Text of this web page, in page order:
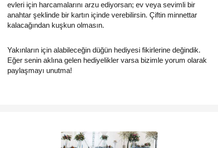
evleri için harcamalarını arzu ediyorsan; ev veya sevimli bir
anahtar şeklinde bir kartın içinde verebilirsin. Çiftin minnettar
kalacağından kuşkun olmasın.
Yakınların için alabileceğin düğün hediyesi fikirlerine değindik.
Eğer senin aklına gelen hediyelikler varsa bizimle yorum olarak
paylaşmayı unutma!